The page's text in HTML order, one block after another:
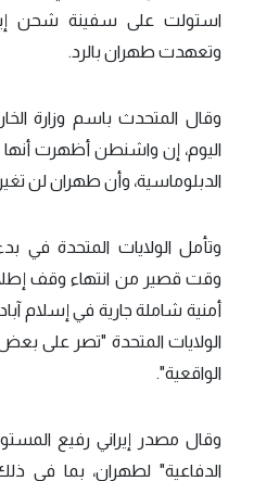
استولت على سفينة شحن
وتعهدت طهران بالرد.
وقال المتحدث باسم وزارة
اليوم، إن واشنطن أظهرت أنها
الدبلوماسية، وأن طهران لن
وتأمل الولايات المتحدة في
وقت قصير من انتهاء وقف
أمنية شاملة جارية في إسلام
الولايات المتحدة "تصر على
الواقعية".
وقال مصدر إيراني رفيع
الدفاعية" لطهران، بما في